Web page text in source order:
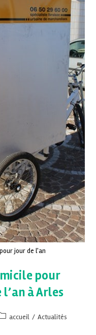
jour de l'an
pour
à Arles
accueil / Actualités